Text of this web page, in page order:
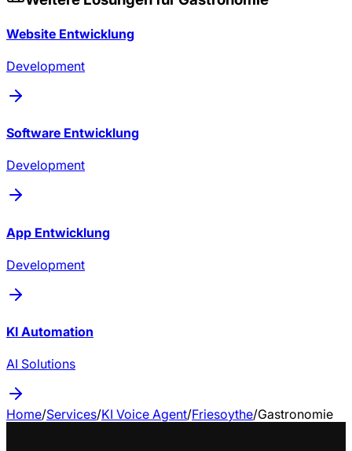
Website Entwicklung
Development
Software Entwicklung
Development
App Entwicklung
Development
KI Automation
AI Solutions
Home/Services/KI Voice Agent/Friesoythe/Gastronomie